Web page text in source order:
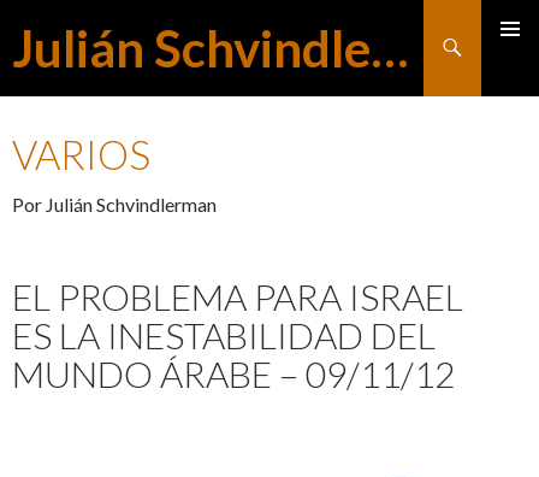
Julián Schvindlerman
Buscar
VARIOS
Por Julián Schvindlerman
EL PROBLEMA PARA ISRAEL
ES LA INESTABILIDAD DEL
MUNDO ÁRABE – 09/11/12